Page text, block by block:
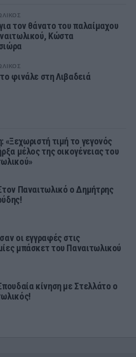
τον θάνατο του παλαίμαχου
Κώστα
φινάλε στη Λιβαδειά
«Ξεχωριστή τιμή το γεγονός
μέλος της οικογένειας του
Παναιτωλικό ο Δημήτρης
οι εγγραφές στις
μπάσκετ του Παναιτωλικού
κίνηση με Στελλάτο ο